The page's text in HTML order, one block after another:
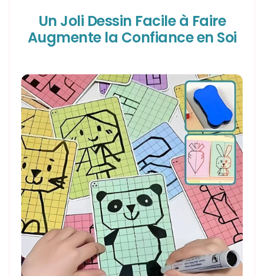
Un Joli Dessin Facile à Faire
Augmente la Confiance en Soi